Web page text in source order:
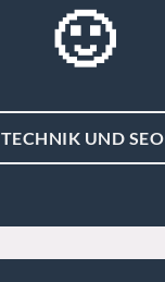
🙂
TECHNIK UND SEO